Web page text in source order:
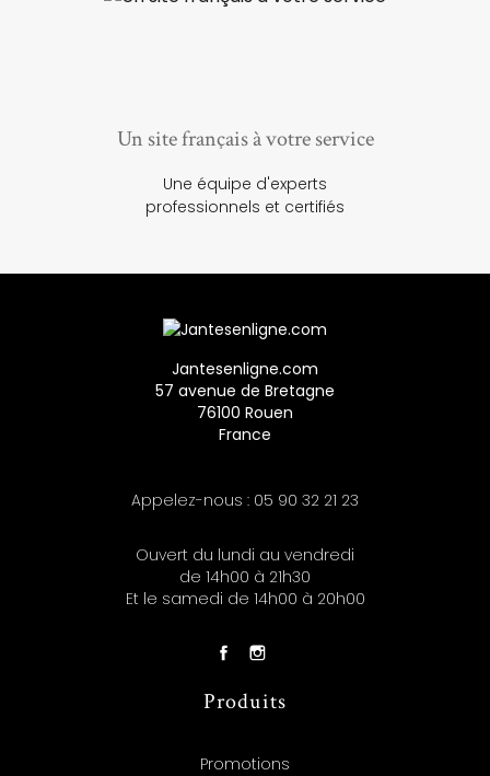
Un site français à votre service
Une équipe d'experts
professionnels et certifiés
Jantesenligne.com
57 avenue de Bretagne
76100 Rouen
France
Appelez-nous : 05 90 32 21 23
Ouvert du lundi au vendredi
de 14h00 à 21h30
Et le samedi de 14h00 à 20h00
Produits
Promotions